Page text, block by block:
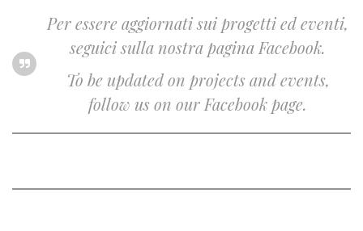
Per essere aggiornati sui progetti ed eventi,
seguici sulla nostra pagina Facebook.
To be updated on projects and events,
follow us on our Facebook page.